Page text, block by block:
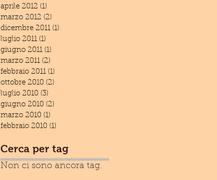
aprile 2012 (1)
marzo 2012 (2)
dicembre 2011 (1)
luglio 2011 (1)
giugno 2011 (1)
marzo 2011 (2)
febbraio 2011 (1)
ottobre 2010 (2)
luglio 2010 (3)
giugno 2010 (2)
marzo 2010 (1)
febbraio 2010 (1)
Cerca per tag
Non ci sono ancora tag.